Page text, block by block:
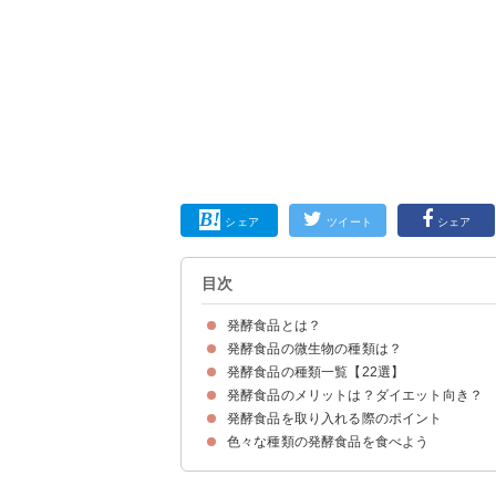
シェア ツイート シェア
目次
発酵食品とは？
発酵食品とは微生物の作用で発酵されてできた食
発酵食品の微生物の種類は？
①カビ
②酵母菌
③細菌
発酵食品の種類一覧【22選】
①納豆
②ぬか漬け
③キムチ
④チーズ
⑤ヨーグルト
⑥醤油
⑦かつお節
⑧生ハム
⑨発酵バター
⑩ピクルス
⑪イカの塩辛
⑫味噌
⑬メンマ
⑭たくあん
⑮豆板醤
⑯日本酒
⑰甘酒
⑱ワイン
⑲くさや
⑳ナンプラー
㉑鮒寿司
㉒塩麴
発酵食品のメリットは？ダイエット向き？
①腸内環境を整える
②栄養価や旨みを高める
③ダイエット効果
発酵食品を取り入れる際のポイント
①加熱はなるべくしない
②毎日食べる
③様々な発酵食品を食べる
色々な種類の発酵食品を食べよう